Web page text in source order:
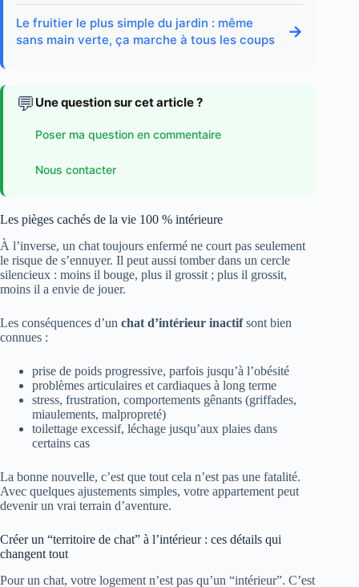
Le fruitier le plus simple du jardin : même
sans main verte, ça marche à tous les coups
→
💬 Une question sur cet article ?
Poser ma question en commentaire
Nous contacter
Les pièges cachés de la vie 100 % intérieure
À l’inverse, un chat toujours enfermé ne court pas seulement
le risque de s’ennuyer. Il peut aussi tomber dans un cercle
silencieux : moins il bouge, plus il grossit ; plus il grossit,
moins il a envie de jouer.
Les conséquences d’un chat d’intérieur inactifsont bien
connues :
prise de poids progressive, parfois jusqu’à l’obésité
problèmes articulaires et cardiaques à long terme
stress, frustration, comportements gênants (griffades,
miaulements, malpropreté)
toilettage excessif, léchage jusqu’aux plaies dans
certains cas
La bonne nouvelle, c’est que tout cela n’est pas une fatalité.
Avec quelques ajustements simples, votre appartement peut
devenir un vrai terrain d’aventure.
Créer un “territoire de chat” à l’intérieur : ces détails qui
changent tout
Pour un chat, votre logement n’est pas qu’un “intérieur”. C’est